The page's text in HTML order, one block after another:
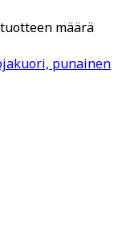
määrä
punainen